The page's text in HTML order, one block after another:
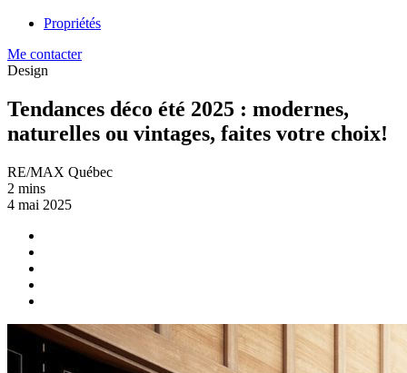
Propriétés
Me contacter
Design
Tendances déco été 2025 : modernes,
naturelles ou vintages, faites votre choix!
RE/MAX Québec
2 mins
4 mai 2025